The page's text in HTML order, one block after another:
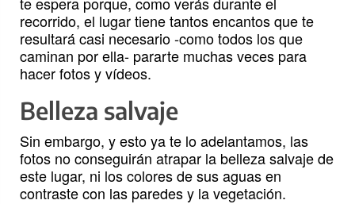
recorrido, el lugar tiene tantos encantos que te
resultará casi necesario -como todos los que
caminan por ella- pararte muchas veces para
hacer fotos y vídeos.
Belleza salvaje
Sin embargo, y esto ya te lo adelantamos, las
fotos no conseguirán atrapar la belleza salvaje de
este lugar, ni los colores de sus aguas en
contraste con las paredes y la vegetación.